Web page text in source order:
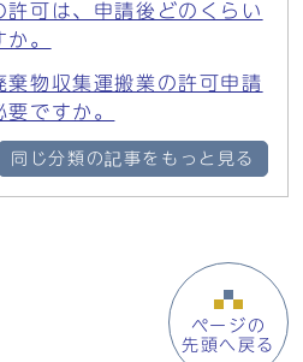
許可は、申請後どのくらい
。
棄物収集運搬業の許可申請
ですか。
同じ分類の記事をもっと見る
ページの
先頭へ戻る